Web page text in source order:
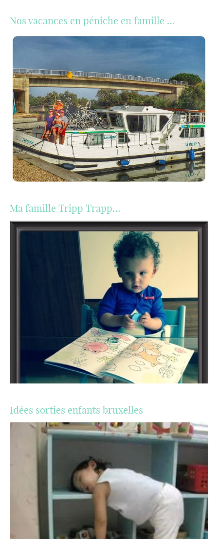
Nos vacances en péniche en famille …
Ma famille Tripp Trapp…
Idées sorties enfants bruxelles